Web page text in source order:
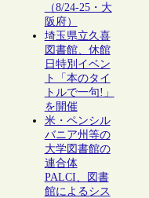
（8/24-25・大
阪府）
埼玉県立久喜
図書館、休館
日特別イベン
ト「本のタイ
トルで一句!」
を開催
米・ペンシル
バニア州等の
大学図書館の
連合体
PALCI、図書
館によるシス